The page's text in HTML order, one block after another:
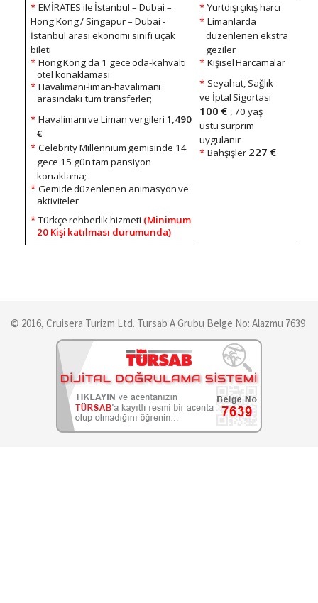
* EMİRATES ile İstanbul –Dubai –
HongKong/ Singapur–Dubai -
İstanbul arası ekonomi sınıfı uçak
bileti
* HongKong'da 1 geceoda-kahvaltı
otel konaklaması
* Havalimanı-liman-havalimanı
arasındaki tüm transferler;
* Havalimanıve Liman vergileri 1,490
€
* CelebrityMillennium gemisinde 14
gece 15 güntam pansiyon
konaklama;
* Gemidedüzenlenen animasyonve
aktiviteler
* Türkçerehberlikhizmeti (Minimum
20 Kişi katılması durumunda)
* Yurtdışıçıkışharcı
* Limanlarda
düzenlenen ekstra
geziler
* KişiselHarcamalar
* Seyahat, Sağlık
ve İptal Sigortası
100 € ,70 yaş
üstü surprim
uygulanır
* Bahşişler 227 €
© 2016, Cruisera Turizm Ltd. Tursab A Grubu Belge No: Alazmu 7639